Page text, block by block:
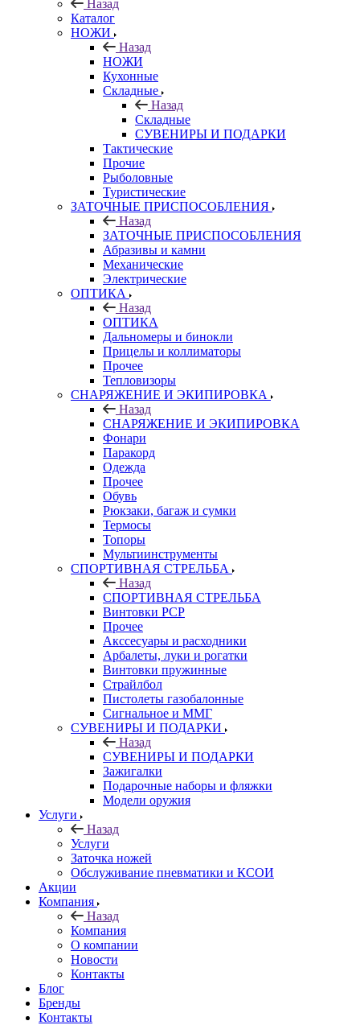
Назад
Каталог
НОЖИ
Назад
НОЖИ
Кухонные
Складные
Назад
Складные
СУВЕНИРЫ И ПОДАРКИ
Тактические
Прочие
Рыболовные
Туристические
ЗАТОЧНЫЕ ПРИСПОСОБЛЕНИЯ
Назад
ЗАТОЧНЫЕ ПРИСПОСОБЛЕНИЯ
Абразивы и камни
Механические
Электрические
ОПТИКА
Назад
ОПТИКА
Дальномеры и бинокли
Прицелы и коллиматоры
Прочее
Тепловизоры
СНАРЯЖЕНИЕ И ЭКИПИРОВКА
Назад
СНАРЯЖЕНИЕ И ЭКИПИРОВКА
Фонари
Паракорд
Одежда
Прочее
Обувь
Рюкзаки, багаж и сумки
Термосы
Топоры
Мультиинструменты
СПОРТИВНАЯ СТРЕЛЬБА
Назад
СПОРТИВНАЯ СТРЕЛЬБА
Винтовки PCP
Прочее
Акссесуары и расходники
Арбалеты, луки и рогатки
Винтовки пружинные
Страйлбол
Пистолеты газобалонные
Сигнальное и ММГ
СУВЕНИРЫ И ПОДАРКИ
Назад
СУВЕНИРЫ И ПОДАРКИ
Зажигалки
Подарочные наборы и фляжки
Модели оружия
Услуги
Назад
Услуги
Заточка ножей
Обслуживание пневматики и КСОИ
Акции
Компания
Назад
Компания
О компании
Новости
Контакты
Блог
Бренды
Контакты